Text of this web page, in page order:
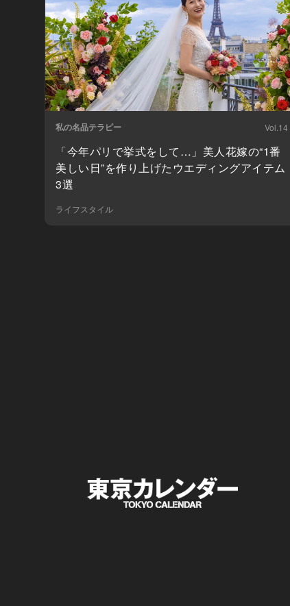
私の名品テラピー Vol.14
「今年パリで挙式をして…」美人花嫁の“1番
美しい日”を作り上げたウエディングアイテム
3選
ライフスタイル